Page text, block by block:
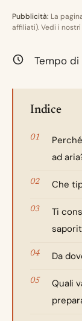
Pubblicità: La
affiliati). Vedi i
Tempo
Indice
ad
Che
Ti
Da
Quali